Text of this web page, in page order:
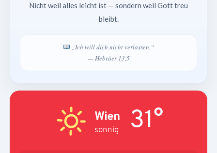
Nicht weil alles leicht ist — sondern weil Gott treu
bleibt.
„Ich will dich nicht verlassen.“
— Hebräer 13,5
Wien
sonnig 31°